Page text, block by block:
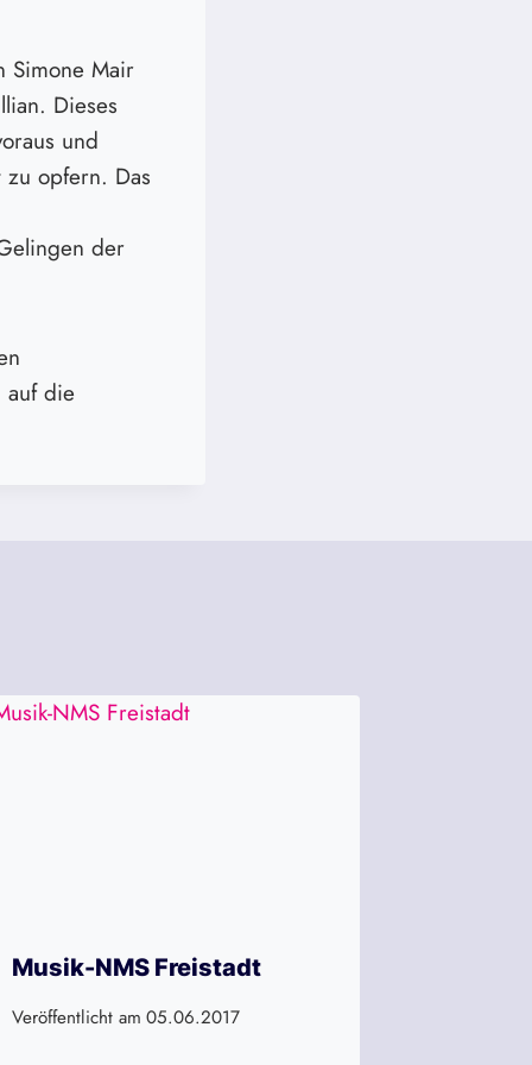
Simone Mair
Dieses
und
opfern. Das
der
auf die
Musik-NMS Freistadt
Veröffentlicht am 05.06.2017